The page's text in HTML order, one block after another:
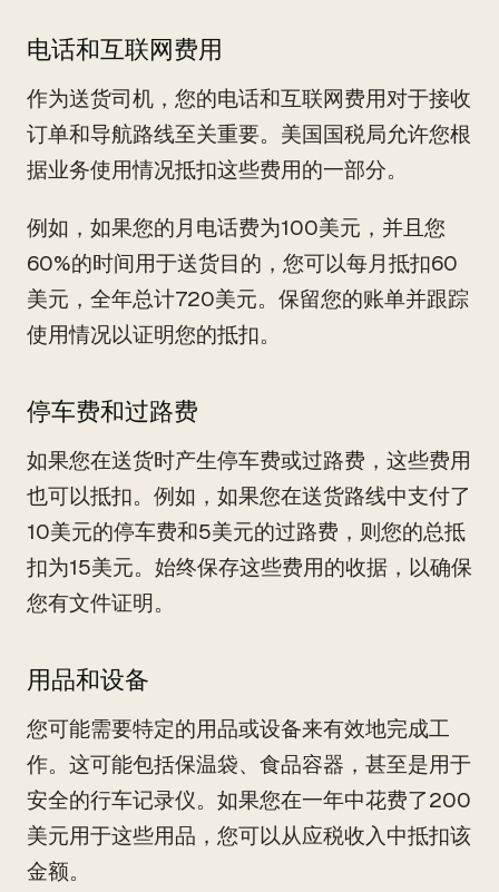
电话和互联网费用
作为送货司机，您的电话和互联网费用对于接收
订单和导航路线至关重要。美国国税局允许您根
据业务使用情况抵扣这些费用的一部分。
例如，如果您的月电话费为100美元，并且您
60%的时间用于送货目的，您可以每月抵扣60
美元，全年总计720美元。保留您的账单并跟踪
使用情况以证明您的抵扣。
停车费和过路费
如果您在送货时产生停车费或过路费，这些费用
也可以抵扣。例如，如果您在送货路线中支付了
10美元的停车费和5美元的过路费，则您的总抵
扣为15美元。始终保存这些费用的收据，以确保
您有文件证明。
用品和设备
您可能需要特定的用品或设备来有效地完成工
作。这可能包括保温袋、食品容器，甚至是用于
安全的行车记录仪。如果您在一年中花费了200
美元用于这些用品，您可以从应税收入中抵扣该
金额。